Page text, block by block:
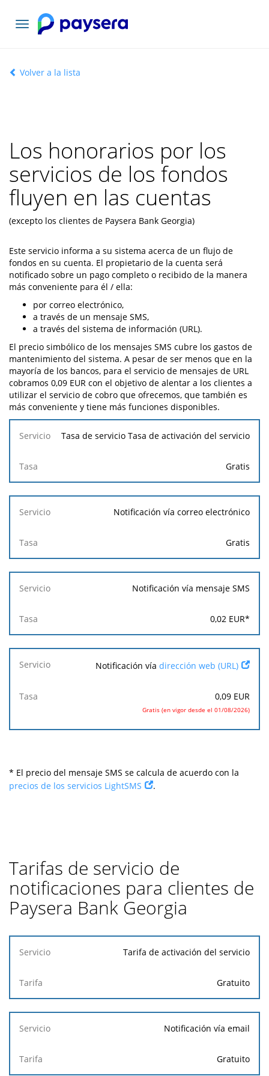
Toggle
navigation
Volver a la lista
Los honorarios por los
servicios de los fondos
fluyen en las cuentas
(excepto los clientes de Paysera Bank Georgia)
Este servicio informa a su sistema acerca de un flujo de
fondos en su cuenta. El propietario de la cuenta será
notificado sobre un pago completo o recibido de la manera
más conveniente para él / ella:
por correo electrónico,
a través de un mensaje SMS,
a través del sistema de información (URL).
El precio simbólico de los mensajes SMS cubre los gastos de
mantenimiento del sistema. A pesar de ser menos que en la
mayoría de los bancos, para el servicio de mensajes de URL
cobramos 0,09 EUR con el objetivo de alentar a los clientes a
utilizar el servicio de cobro que ofrecemos, que también es
más conveniente y tiene más funciones disponibles.
Servicio
Tasa
Tasa de servicio Tasa de activación del servicio
Gratis
Notificación vía correo electrónico
Gratis
Notificación vía mensaje SMS
0,02 EUR*
Notificación vía dirección web (URL)
0,09 EUR
Gratis (en vigor desde el 01/08/2026)
* El precio del mensaje SMS se calcula de acuerdo con la
precios de los servicios LightSMS
.
Tarifas de servicio de
notificaciones para clientes de
Paysera Bank Georgia
Servicio
Tarifa
Tarifa de activación del servicio
Gratuito
Notificación vía email
Gratuito